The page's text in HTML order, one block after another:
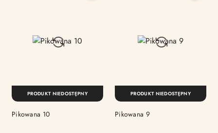
Pikowana 10
PRODUKT NIEDOSTĘPNY
Pikowana 9
PRODUKT NIEDOSTĘPNY